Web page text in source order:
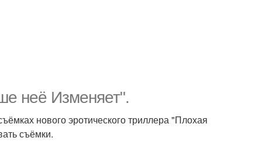
неё Изменяет".
нового эротического триллера "Плохая
съёмки.